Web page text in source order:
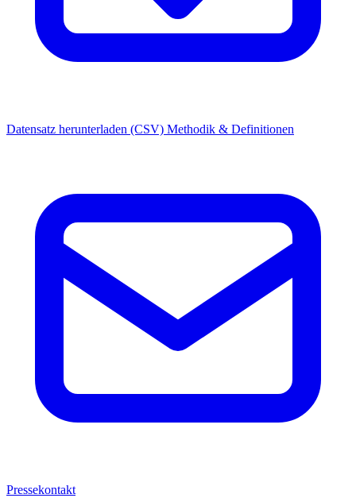
Datensatz herunterladen (CSV) Methodik & Definitionen
Pressekontakt